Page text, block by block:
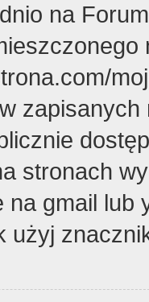
na
stronach
gmail lub
użyj